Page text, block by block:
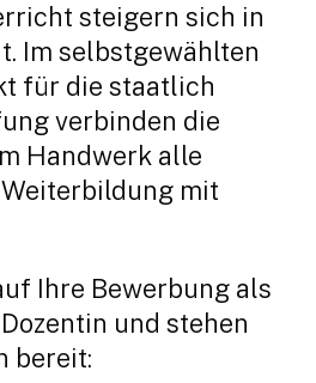
steigern sich in
Im selbstgewählten
für die staatlich
verbinden die
Handwerk alle
mit
Ihre Bewerbung als
und stehen
bereit: